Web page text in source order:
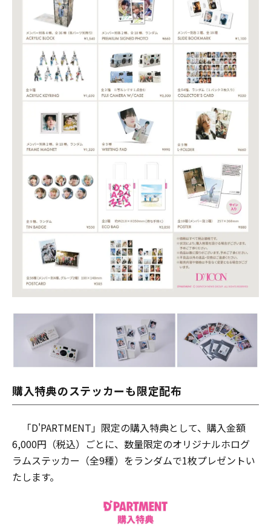
購入特典のステッカーも限定配布
「D'PARTMENT」限定の購入特典として、購入金額
6,000円（税込）ごとに、数量限定のオリジナルホログ
ラムステッカー（全9種）をランダムで1枚プレゼントい
たします。